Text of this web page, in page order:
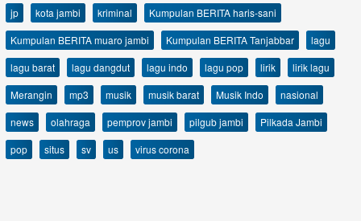
jp
kota jambi kriminal
Kumpulan BERITA haris-sani
Kumpulan BERITA muaro jambi
Kumpulan BERITA Tanjabbar
lagu
lagu barat
lagu dangdut lagu indo lagu pop lirik
lirik lagu
Merangin
mp3 musik musik barat Musik Indo
nasional
news
olahraga pemprov jambi pilgub jambi
Pilkada Jambi
pop
situs sv us virus corona